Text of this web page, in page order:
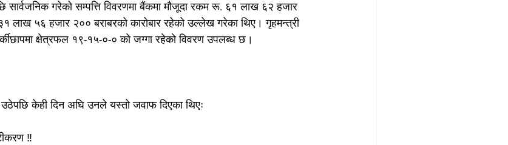
गरेको सम्पत्ति विवरणमा बैंकमा मौजूदा रकम रू. ६१ लाख ६२ हजार
लाख ५६ हजार २०० बराबरको कारोबार रहेको उल्लेख गरेका थिए। गृहमन्त्री
क्षेत्रफल १९-१५-०-० को जग्गा रहेको विवरण उपलब्ध छ।
केही दिन अघि उनले यस्तो जवाफ दिएका थिएः
‼️